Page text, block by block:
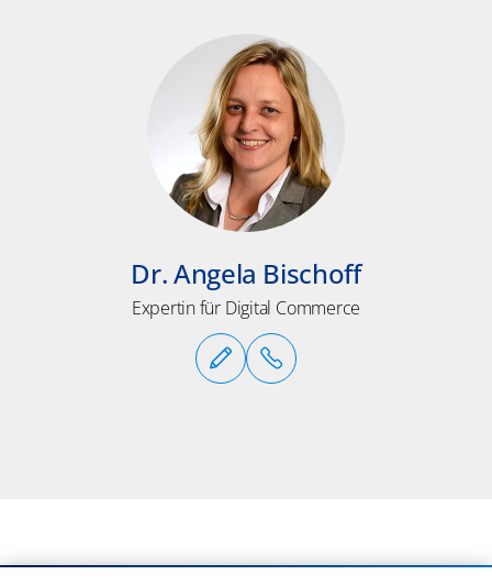
Dr. Angela Bischoff
Expertin für Digital Commerce